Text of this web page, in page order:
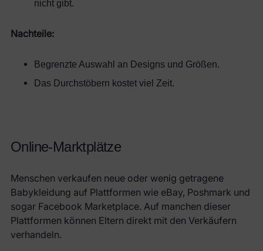
nicht gibt.
Nachteile:
Begrenzte Auswahl an Designs und Größen.
Das Durchstöbern kostet viel Zeit.
Online-Marktplätze
Menschen verkaufen neue oder wenig getragene
Babykleidung auf Plattformen wie eBay, Poshmark und
sogar Facebook Marketplace. Auf manchen dieser
Plattformen können Eltern direkt mit den Verkäufern
verhandeln.